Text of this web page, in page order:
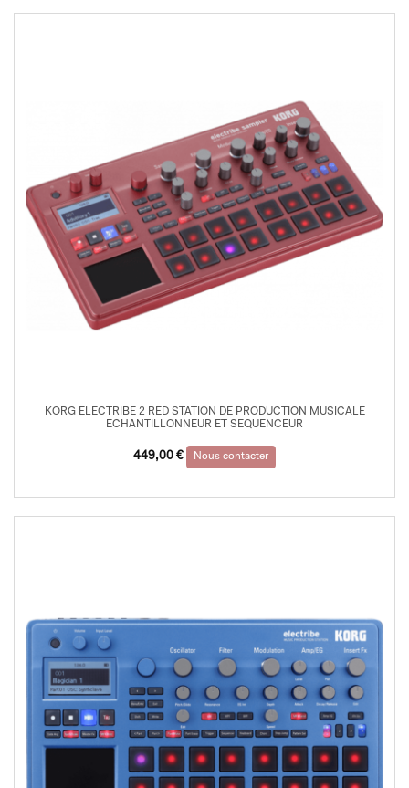
KORG ELECTRIBE 2 RED STATION DE PRODUCTION MUSICALE
ECHANTILLONNEUR ET SEQUENCEUR
449,00 € Nous contacter